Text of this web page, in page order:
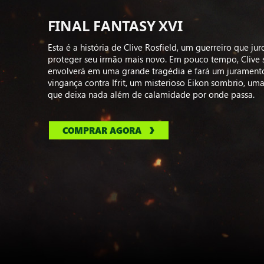
FINAL FANTASY XVI
Esta é a história de Clive Rosfield, um guerreiro que
proteger seu irmão mais novo. Em pouco tempo, Clive
envolverá em uma grande tragédia e fará um
vingança contra Ifrit, um misterioso Eikon sombrio,
que deixa nada além de calamidade por onde passa.
COMPRAR AGORA